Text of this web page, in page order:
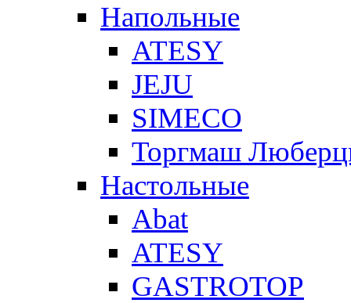
Напольные
ATESY
JEJU
SIMECO
Торгмаш
Настольные
Abat
ATESY
GASTROTOP